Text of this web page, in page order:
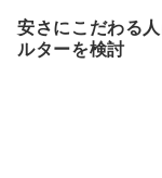
安さにこだわる
ルターを検討